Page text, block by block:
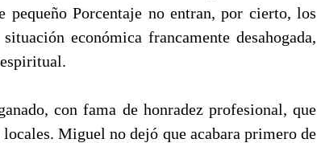
pequeño Porcentaje no entran, por cierto, los
económica francamente desahogada,
con fama de honradez profesional, que
Miguel no dejó que acabara primero de